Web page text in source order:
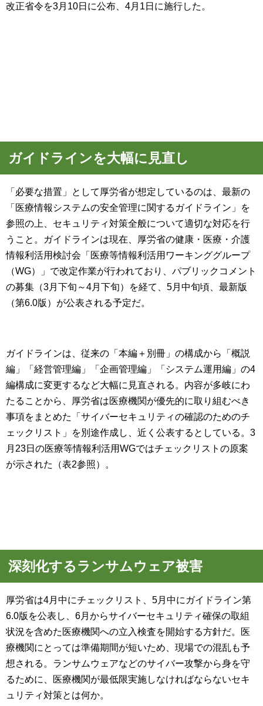
改正省令を3月10日に公布、4月1日に施行した。
ガイドラインを大幅に見直し
「必要な措置」として厚労省が想定しているのは、最新の
「医療情報システムの安全管理に関するガイドライン」を
参照の上、セキュリティ対策全般について適切な対応を行
うこと。ガイドラインは現在、厚労省の健康・医療・介護
情報利活用検討会「医療等情報利活用ワーキンググループ
（WG）」で改定作業が行われており、パブリックコメント
の募集（3月下旬～4月下旬）を経て、5月中旬頃、最新版
（第6.0版）が公表される予定だ。
ガイドラインは、従来の「本編＋別冊」の構成から「概説
編」「経営管理編」「企画管理編」「システム運用編」の4
編構成に変更するなど大幅に見直される。内容が多岐にわ
たることから、厚労省は医療機関が優先的に取り組むべき
事項をまとめた「サイバーセキュリティの確認のためのチ
ェックリスト」を別途作成し、近く公表するとしている。3
月23日の医療等情報利活用WGではチェックリストの原案
が示された（表2参照）。
深刻化するランサムウェア被害
厚労省は4月中にチェックリスト、5月中にガイドライン第
6.0版を公表し、6月からサイバーセキュリティ確保の取組
状況を含めた医療機関への立入検査を開始する方針だ。医
療機関にとっては準備期間が短いため、現場での混乱も予
想される。ランサムウェアなどのサイバー攻撃から身を守
るために、医療機関が最低限実施しなければならないセキ
ュリティ対策とは何か。